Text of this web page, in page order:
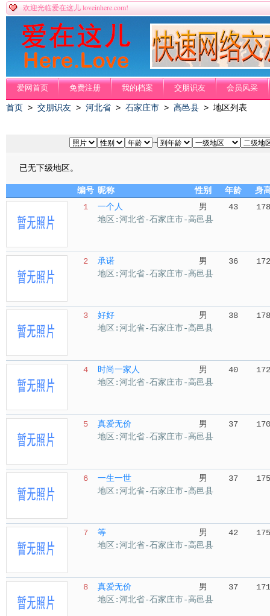
欢迎光临爱在这儿 loveinhere.com!
爱网首页 免费注册 我的档案 交朋识友 会员风采
首页 > 交朋识友 > 河北省 > 石家庄市 > 高邑县 > 地区列表
~
已无下级地区。
编号 昵称 性别 年龄
身
1
一个人 男 43
178
地区:河北省-石家庄市-高邑县
2 承诺 男 36
172
地区:河北省-石家庄市-高邑县
3 好好 男 38
178
地区:河北省-石家庄市-高邑县
4 时尚一家人 男 40
172
地区:河北省-石家庄市-高邑县
5 真爱无价 男 37
170
地区:河北省-石家庄市-高邑县
6 一生一世 男 37
175
地区:河北省-石家庄市-高邑县
7 等 男 42
175
地区:河北省-石家庄市-高邑县
8 真爱无价 男 37
171
地区:河北省-石家庄市-高邑县